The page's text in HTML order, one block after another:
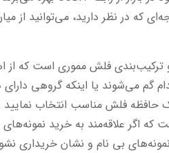
که در نظر دارید، می‌توانید از
ترکیب‌بندی فلش مموری است که
گم می‌شوند یا اینکه گروهی
فلش مناسب انتخاب نمایید
اگر علاقه‌مند به خرید نمونه‌های
بی نام و نشان خریداری